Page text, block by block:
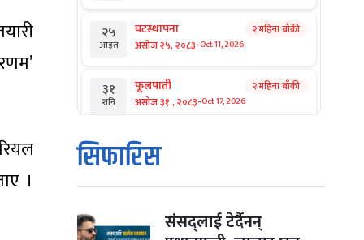
।
२५
आइत
घटस्थापना
असोज २५, २०८३-Oct 11, 2026
२ महिना बाँकी
३१
शनि
फूलपाती
असोज ३१ , २०८३-Oct 17, 2026
२ महिना बाँकी
१
आइत
कार्तिक सङ्क्रान्ति
कार्तिक १, २०८३
कार्तिक ३, २०८३-Oct 20, 2026
सिफारिस
संसद्लाई टेर्दैनन्